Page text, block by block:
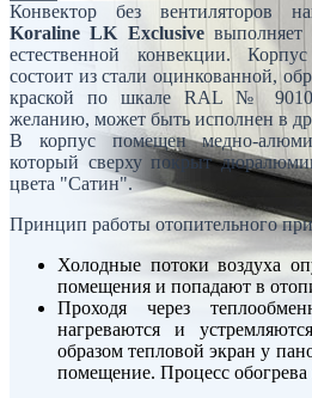
Конвектор без вентиляторов
Koraline LK Exclusiveвыполняет
естественной конвекции.
состоит из стали оцинкованной,
краской по шкале RAL №
желанию, может быть исполнен в
В корпус помещен медно-
который сверху покрыт
цвета "Сатин".
Принцип работы отопительного
Холодные потоки воздуха
помещения и попадают в
Проходя через
нагреваются и
образом тепловой экран у
помещение. Процесс